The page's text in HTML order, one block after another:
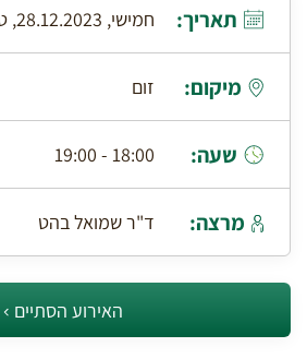
תאריך: חמישי, 28.12.2023, ט"ז בטבת תשפ"ד
מיקום: זום
שעה: 18:00 - 19:00
מרצה: ד"ר שמואל בהט
האירוע הסתיים